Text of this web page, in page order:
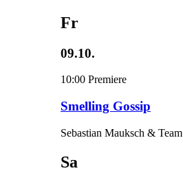
Fr
09.10.
10:00 Premiere
Smelling Gossip
Sebastian Mauksch & Team
Sa